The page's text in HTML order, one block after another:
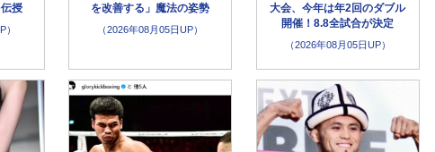
授
）
を改善する」魔法の姿勢
（2026年08月05日UP）
大会、今年は年2回のダブル
開催！8.8全試合が決定
（2026年08月05日UP）